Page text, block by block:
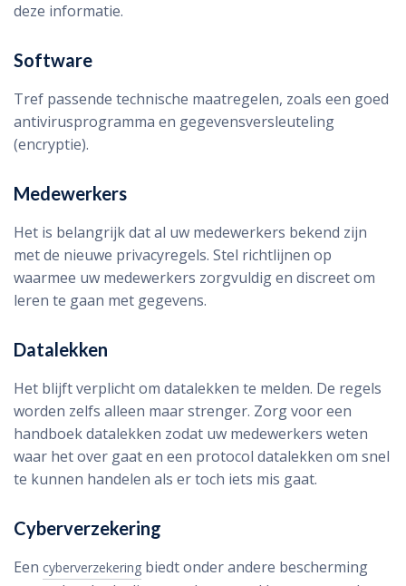
deze informatie.
Software
Tref passende technische maatregelen, zoals een goed
antivirusprogramma en gegevensversleuteling
(encryptie).
Medewerkers
Het is belangrijk dat al uw medewerkers bekend zijn
met de nieuwe privacyregels. Stel richtlijnen op
waarmee uw medewerkers zorgvuldig en discreet om
leren te gaan met gegevens.
Datalekken
Het blijft verplicht om datalekken te melden. De regels
worden zelfs alleen maar strenger. Zorg voor een
handboek datalekken zodat uw medewerkers weten
waar het over gaat en een protocol datalekken om snel
te kunnen handelen als er toch iets mis gaat.
Cyberverzekering
Een cyberverzekering biedt onder andere bescherming